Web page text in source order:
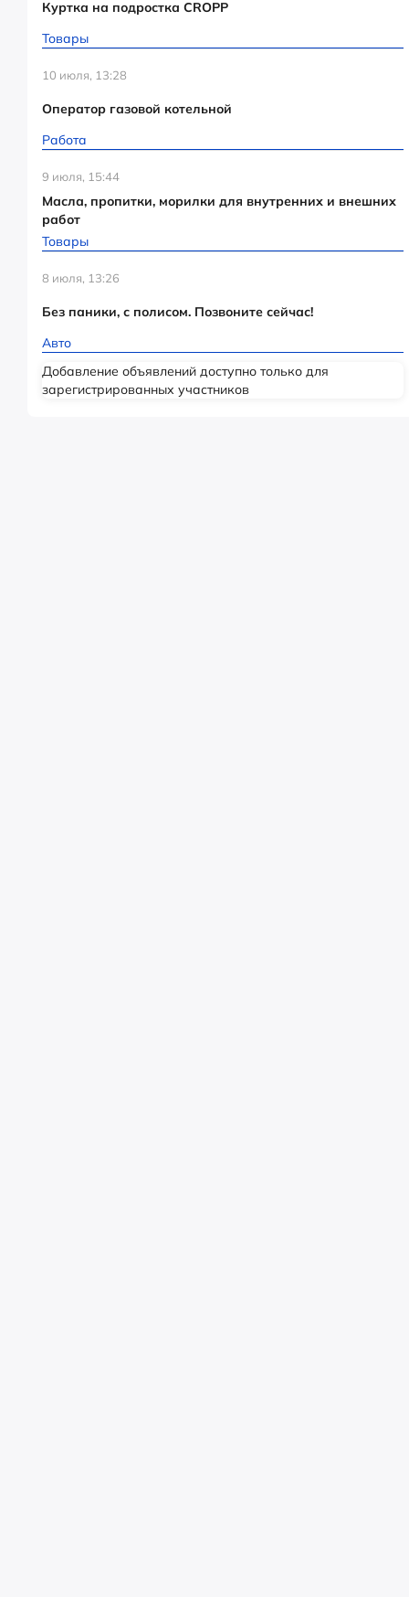
Куртка на подростка CROPP
Товары
10 июля, 13:28
Оператор газовой котельной
Работа
9 июля, 15:44
Масла, пропитки, морилки для внутренних и внешних
работ
Товары
8 июля, 13:26
Без паники, с полисом. Позвоните сейчас!
Авто
Добавление объявлений доступно только для
зарегистрированных участников